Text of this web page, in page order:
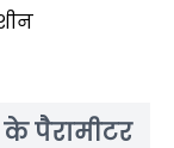
पैरामीटर